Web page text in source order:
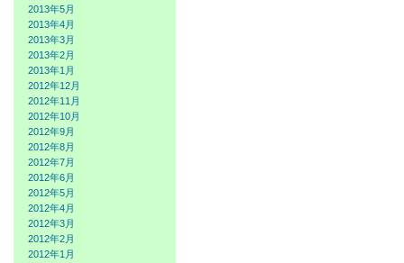
2013年5月
2013年4月
2013年3月
2013年2月
2013年1月
2012年12月
2012年11月
2012年10月
2012年9月
2012年8月
2012年7月
2012年6月
2012年5月
2012年4月
2012年3月
2012年2月
2012年1月